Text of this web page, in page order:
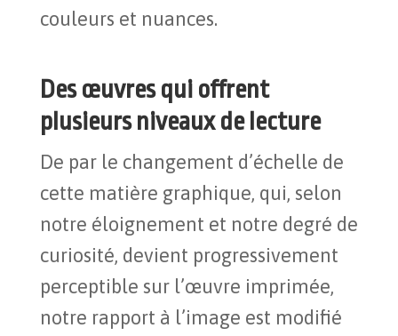
couleurs et nuances.
Des œuvres qui offrent
plusieurs niveaux de lecture
De par le changement d’échelle de
cette matière graphique, qui, selon
notre éloignement et notre degré de
curiosité, devient progressivement
perceptible sur l’œuvre imprimée,
notre rapport à l’image est modifié